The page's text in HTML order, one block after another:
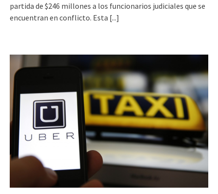
partida de $246 millones a los funcionarios judiciales que se
encuentran en conflicto. Esta [...]